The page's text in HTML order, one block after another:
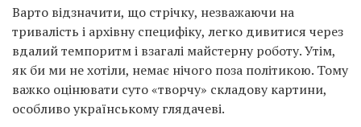
Варто відзначити, що стрічку, незважаючи на
тривалість і архівну специфіку, легко дивитися через
вдалий темпоритм і взагалі майстерну роботу. Утім,
як би ми не хотіли, немає нічого поза політикою. Тому
важко оцінювати суто «творчу» складову картини,
особливо українському глядачеві.